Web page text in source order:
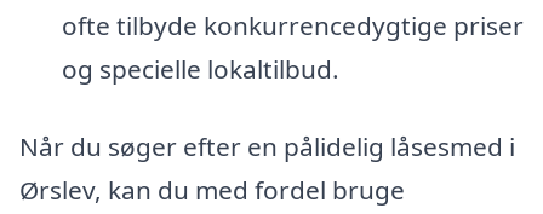
ofte tilbyde konkurrencedygtige priser
og specielle lokaltilbud.
Når du søger efter en pålidelig låsesmed i
Ørslev, kan du med fordel bruge